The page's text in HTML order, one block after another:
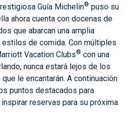
Guía Michelin® puso su
ahora cuenta con docenas de
que abarcan una amplia
de comida. Con múltiples
Vacation Clubs® con una
nunca estará lejos de los
le encantarán. A continuación
puntos destacados para
reservas para su próxima